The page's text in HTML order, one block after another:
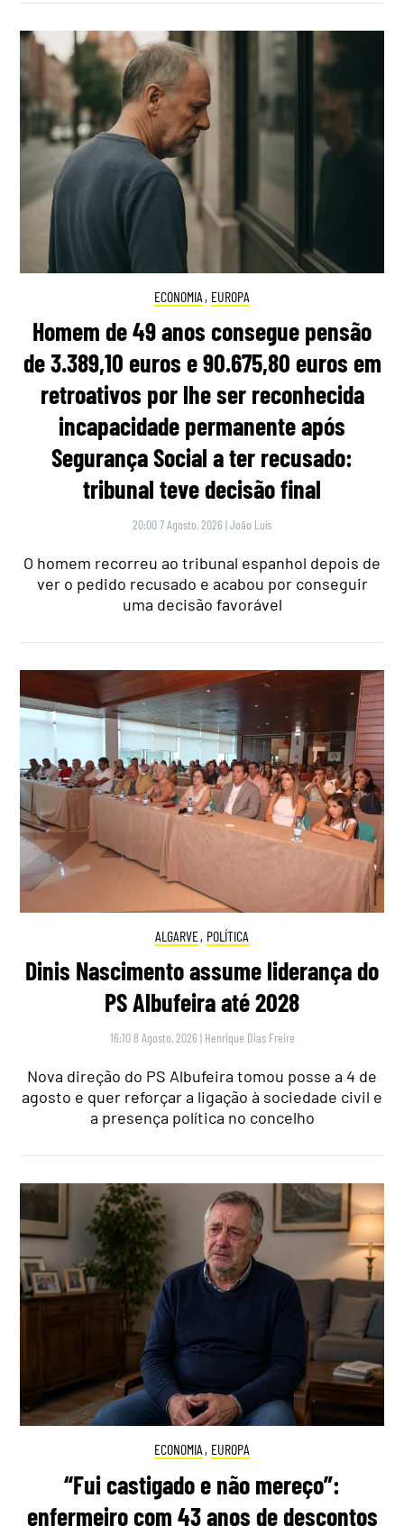
ECONOMIA , EUROPA
Homem de 49 anos consegue pensão
de 3.389,10 euros e 90.675,80 euros em
retroativos por lhe ser reconhecida
incapacidade permanente após
Segurança Social a ter recusado:
tribunal teve decisão final
20:00 7 Agosto, 2026 |João Luís
O homem recorreu ao tribunal espanhol depois de
ver o pedido recusado e acabou por conseguir
uma decisão favorável
ALGARVE, POLÍTICA
Dinis Nascimento assume liderança do
PS Albufeira até 2028
16:10 8 Agosto, 2026 | Henrique Dias Freire
Nova direção do PS Albufeira tomou posse a 4 de
agosto e quer reforçar a ligação à sociedade civil e
a presença política no concelho
ECONOMIA , EUROPA
“Fui castigado e não mereço”:
enfermeiro com 43 anos de descontos